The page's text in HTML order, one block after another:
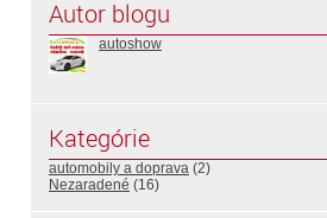
Autor blogu
autoshow
Kategórie
automobily a doprava (2)
Nezaradené (16)